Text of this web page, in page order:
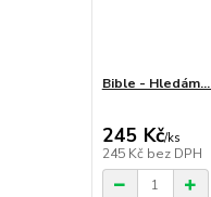
Bible -
245 Kč/ks
245 Kč bez DPH